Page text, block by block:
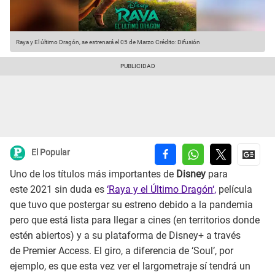
Raya y El último Dragón, se estrenará el 05 de MarzoCrédito: Difusión
El Popular
Uno de los títulos más importantes de Disney para
este 2021 sin duda es ‘Raya y el Último Dragón‘, película
que tuvo que postergar su estreno debido a la pandemia
pero que está lista para llegar a cines (en territorios donde
estén abiertos) y a su plataforma de Disney+ a través
de Premier Access. El giro, a diferencia de ‘Soul’, por
ejemplo, es que esta vez ver el largometraje sí tendrá un